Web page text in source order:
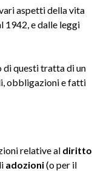
aspetti della vita
1942, e dalle leggi
di questi tratta di un
obbligazioni e fatti
relative al diritto
adozioni(o per il